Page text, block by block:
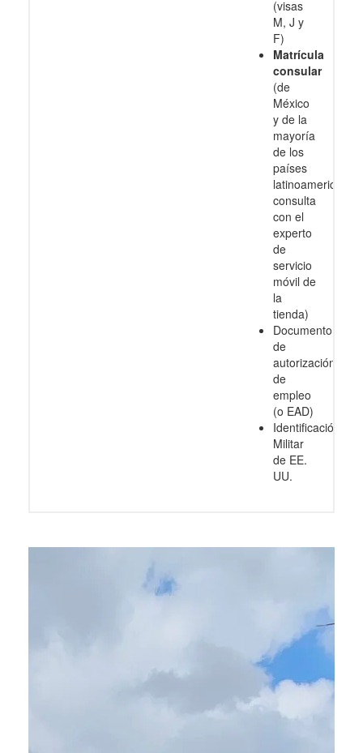
(visas
M, J y
F)
Matrícula
consular
(de
México
y de la
mayoría
de los
países
latinoamericanos,
consulta
con el
experto
de
servicio
móvil de
la
tienda)
Documento
de
autorización
de
empleo
(o EAD)
Identificación
Militar
de EE.
UU.